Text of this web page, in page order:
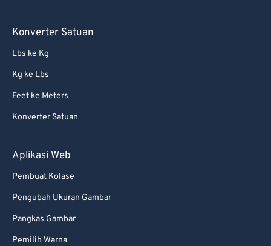
Konverter Satuan
Lbs ke Kg
Kg ke Lbs
Feet ke Meters
Konverter Satuan
Aplikasi Web
Pembuat Kolase
Pengubah Ukuran Gambar
Pangkas Gambar
Pemilih Warna